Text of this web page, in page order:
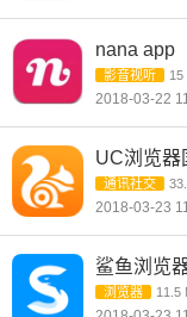
nana app
影音视听 15
2018-03-22
UC浏览器
通讯社交
2018-03-23
鲨鱼浏览
浏览器 11.5